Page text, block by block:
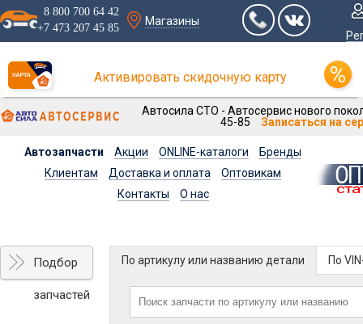
8 800 700 64 42
+7 473 207 45 85
Магазины
Активировать скидочную карту
Автосила СТО - Автосервис нового
45-85
Записаться на
Автозапчасти Акции ONLINE-каталоги
Бренды
Клиентам
Доставка и оплата
Оптовикам
Контакты
О нас
Подбор
запчастей
По артикулу или названию детали По